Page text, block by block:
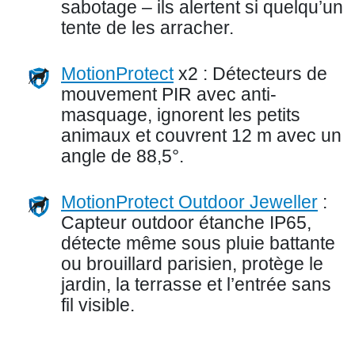
sabotage – ils alertent si quelqu’un
tente de les arracher.
MotionProtectx2 : Détecteurs de
mouvement PIR avec anti-
masquage, ignorent les petits
animaux et couvrent 12 m avec un
angle de 88,5°.
MotionProtect Outdoor Jeweller :
Capteur outdoor étanche IP65,
détecte même sous pluie battante
ou brouillard parisien, protège le
jardin, la terrasse et l’entrée sans
fil visible.